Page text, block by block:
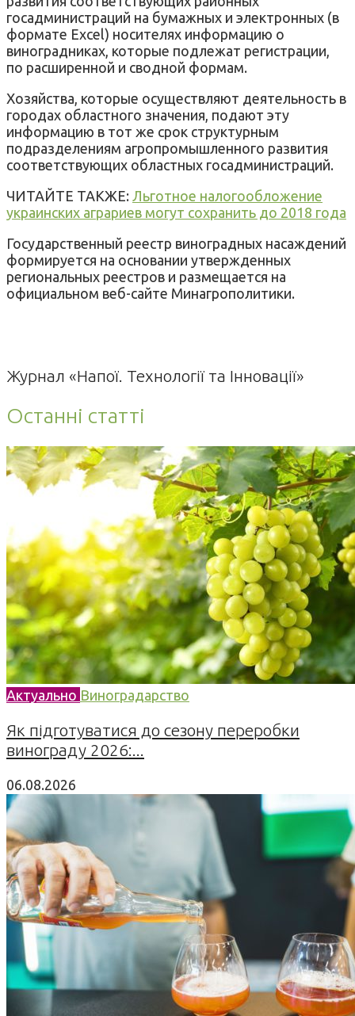
госадминистраций на бумажных и электронных (в
формате Excel) носителях информацию о
виноградниках, которые подлежат регистрации,
по расширенной и сводной формам.
Хозяйства, которые осуществляют деятельность в
городах областного значения, подают эту
информацию в тот же срок структурным
подразделениям агропромышленного развития
соответствующих областных госадминистраций.
ЧИТАЙТЕ ТАКЖЕ: Льготное налогообложение
украинских аграриев могут сохранить до 2018 года
Государственный реестр виноградных насаждений
формируется на основании утвержденных
региональных реестров и размещается на
официальном веб-сайте Минагрополитики.
Журнал «Напої. Технології та Інновації»
Останні статті
Актуально Виноградарство
Як підготуватися до сезону переробки
винограду 2026:...
06.08.2026